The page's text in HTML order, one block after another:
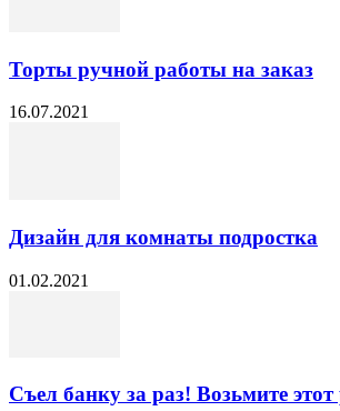
Торты ручной работы на заказ
16.07.2021
Дизайн для комнаты подростка
01.02.2021
Съел банку за раз! Возьмите